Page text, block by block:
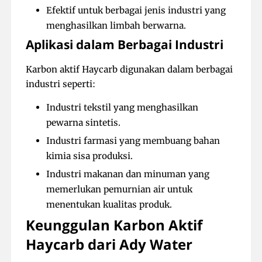
Efektif untuk berbagai jenis industri yang
menghasilkan limbah berwarna.
Aplikasi dalam Berbagai Industri
Karbon aktif Haycarb digunakan dalam berbagai
industri seperti:
Industri tekstil yang menghasilkan
pewarna sintetis.
Industri farmasi yang membuang bahan
kimia sisa produksi.
Industri makanan dan minuman yang
memerlukan pemurnian air untuk
menentukan kualitas produk.
Keunggulan Karbon Aktif
Haycarb dari Ady Water